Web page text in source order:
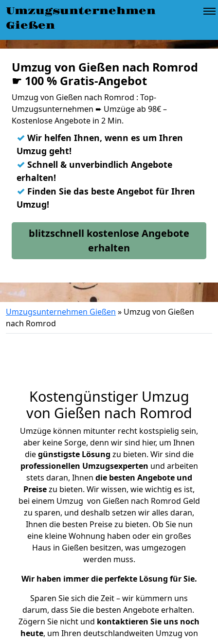
Umzugsunternehmen
Gießen
Umzug von Gießen nach Romrod
☛ 100 % Gratis-Angebot
Umzug von Gießen nach Romrod : Top-
Umzugsunternehmen ➨ Umzüge ab 98€ –
Kostenlose Angebote in 2 Min.
✓ Wir helfen Ihnen, wenn es um Ihren
Umzug geht!
✓ Schnell & unverbindlich Angebote
erhalten!
✓ Finden Sie das beste Angebot für Ihren
Umzug!
blitzschnell kostenlose Angebote
erhalten
Umzugsunternehmen Gießen » Umzug von Gießen
nach Romrod
Kostengünstiger Umzug
von Gießen nach Romrod
Umzüge können mitunter recht kostspielig sein,
aber keine Sorge, denn wir sind hier, um Ihnen
diegünstigste Lösung zu bieten. Wir sind die
professionellen Umzugsexperten und arbeiten
stets daran, Ihnen die besten Angebote und
Preisezu bieten. Wir wissen, wie wichtig es ist,
bei einem Umzug von Gießen nach Romrod Geld
zu sparen, und deshalb setzen wir alles daran,
Ihnen die besten Preise zu bieten. Ob Sie nun
eine kleine Wohnung haben oder ein großes
Haus in Gießen besitzen, was umgezogen
werden muss.
Wir haben immer die perfekte Lösung für Sie.
Sparen Sie sich die Zeit – wir kümmern uns
darum, dass Sie die besten Angebote erhalten.
Zögern Sie nicht und kontaktieren Sie uns noch
heute, um Ihren deutschlandweiten Umzug von